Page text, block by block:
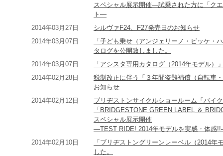
スペシャル展示開催―試乗された方に「ク
ト―
2014年03月27日
シルヴァF24、F27発売日のお知らせ
2014年03月07日
「子ども乗せ（アンジェリーノ・ビッケ・
タログを公開致しました。
2014年03月07日
「アシスタ専用カタログ（2014年モデル
2014年02月28日
税制改正に伴う「３年間盗難補償（自転車
お知らせ
2014年02月12日
ブリヂストンサイクルショールーム「バイ
「BRIDGESTONE GREEN LABEL ＆
スペシャル展示開催
―TEST RIDE! 2014年モデルを実感・体感
2014年02月10日
「ブリヂストングリーンレーベル（2014
した。